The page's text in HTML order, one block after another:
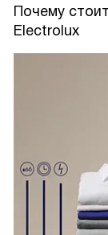
Почему
Electrolux